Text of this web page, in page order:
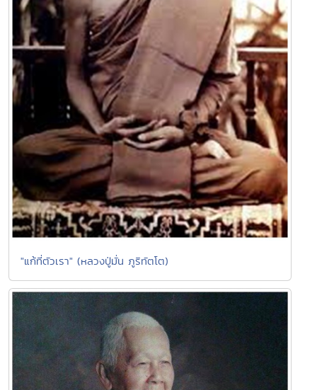
"แก้ที่ตัวเรา" (หลวงปู่มั่น ภูริทัตโต)